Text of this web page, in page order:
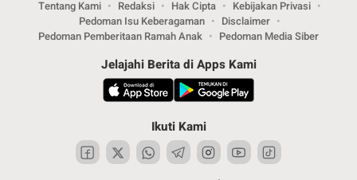
Tentang Kami Redaksi Hak Cipta
Kebijakan Privasi
Pedoman Isu Keberagaman
Disclaimer
Pedoman Pemberitaan Ramah Anak
Pedoman Media Siber
Jelajahi Berita di Apps Kami
Ikuti Kami